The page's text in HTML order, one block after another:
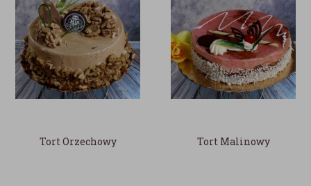
Tort Orzechowy Tort Malinowy